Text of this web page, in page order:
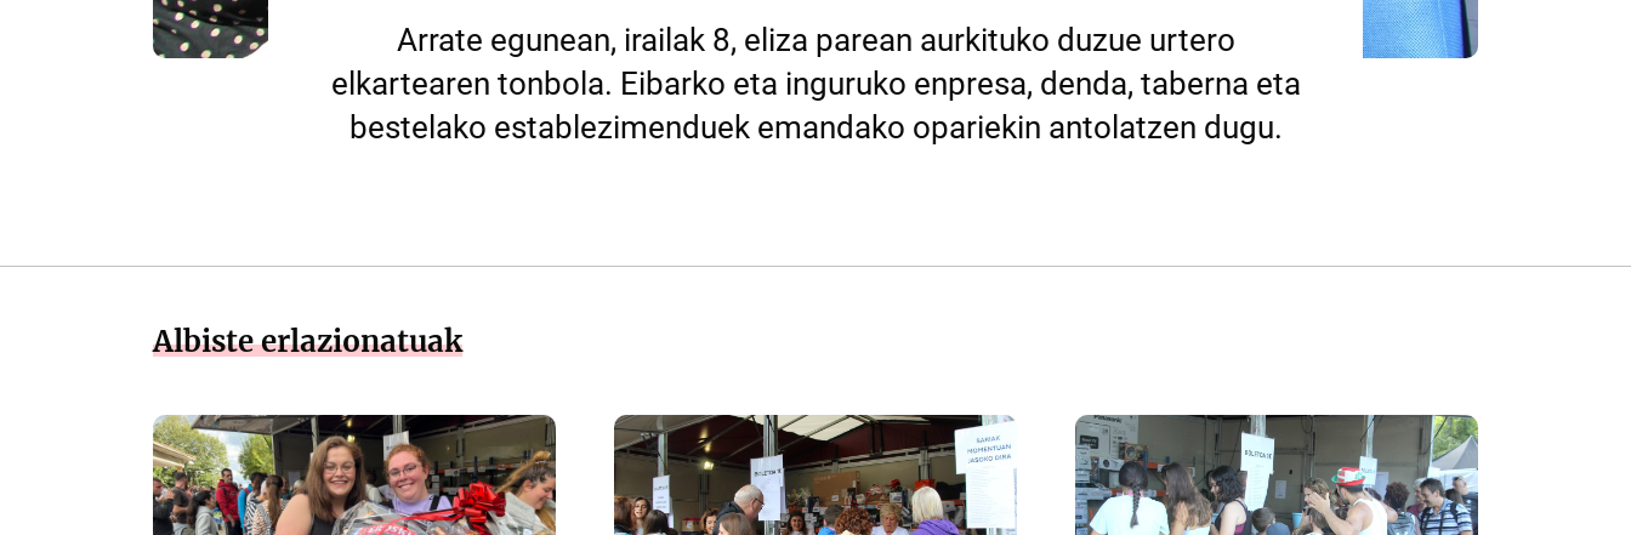
Arrate egunean, irailak 8, eliza parean aurkituko duzue urtero
elkartearen tonbola. Eibarko eta inguruko enpresa, denda, taberna eta
bestelako establezimenduek emandako opariekin antolatzen dugu.
Albiste erlazionatuak